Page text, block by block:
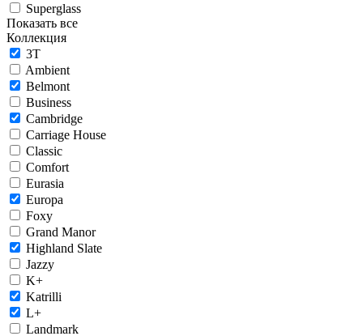
Superglass
Показать все
Коллекция
3T
Ambient
Belmont
Business
Cambridge
Carriage House
Classic
Comfort
Eurasia
Europa
Foxy
Grand Manor
Highland Slate
Jazzy
K+
Katrilli
L+
Landmark